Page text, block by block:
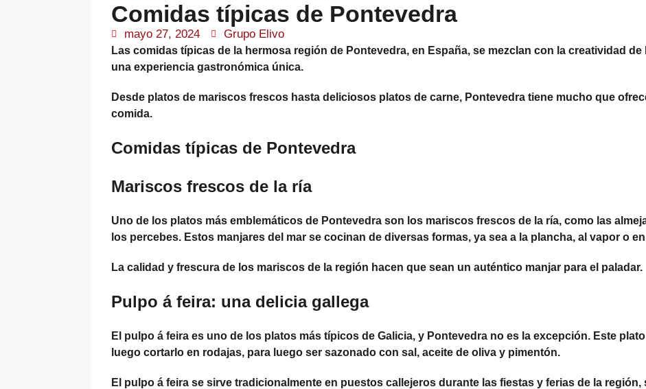
Comidas típicas de Pontevedra
mayo 27, 2024 Grupo Elivo
Las comidas típicas de la hermosa región de Pontevedra, en España, se mezclan con la creatividad
una experiencia gastronómica única.
Desde platos de mariscos frescos hasta deliciosos platos de carne, Pontevedra tiene mucho que
comida.
Comidas típicas de Pontevedra
Mariscos frescos de la ría
Uno de los platos más emblemáticos de Pontevedra son los mariscos frescos de la ría, como las
los percebes. Estos manjares del mar se cocinan de diversas formas, ya sea a la plancha, al vapor o
La calidad y frescura de los mariscos de la región hacen que sean un auténtico manjar para el paladar.
Pulpo á feira: una delicia gallega
El pulpo á feira es uno de los platos más típicos de Galicia, y Pontevedra no es la excepción. Este
luego cortarlo en rodajas, para luego ser sazonado con sal, aceite de oliva y pimentón.
El pulpo á feira se sirve tradicionalmente en puestos callejeros durante las fiestas y ferias de la